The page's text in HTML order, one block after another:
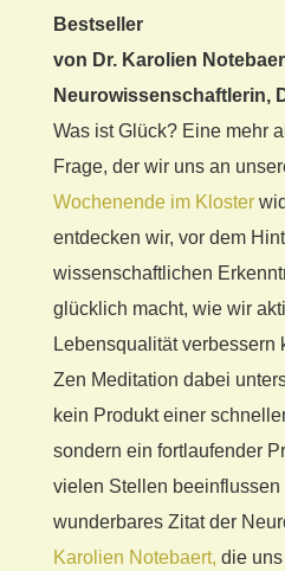
Bestseller
von Dr. Karolien
Neurowissenschaftlerin,
Was ist Glück? Eine mehr
Frage, der wir uns an
Wochenende im Kloster
entdecken wir, vor dem
wissenschaftlichen
glücklich macht, wie wir
Lebensqualität verbessern
Zen Meditation dabei
kein Produkt einer
sondern ein fortlaufender
vielen Stellen beeinflussen
wunderbares Zitat der
Karolien Notebaert, die